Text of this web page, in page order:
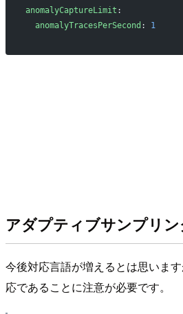
anomalyCaptureLimit :
  anomalyTracesPerSecond
: 1
アダプティブサンプリ
今後対応言語が増えるとは思いま
応であることに注意が必要です。